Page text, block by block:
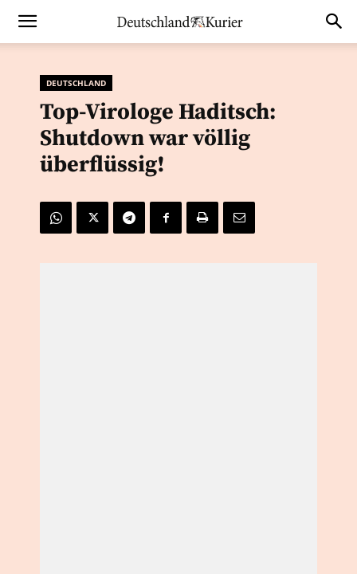
DEUTSCHLAND
Top-Virologe Haditsch:
Shutdown war völlig
überflüssig!